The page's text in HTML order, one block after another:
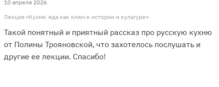
Лекция «Кухня: еда как ключ к истории и культуре»
10 апреля 2026
Такой понятный и приятный рассказ про русскую кухню
от Полины Трояновской, что захотелось послушать и
другие ее лекции. Спасибо!